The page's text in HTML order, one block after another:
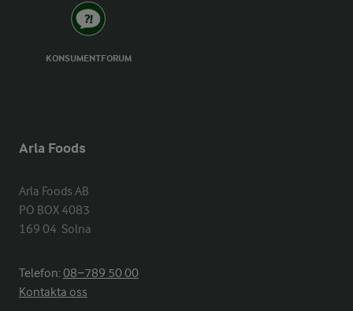
KONSUMENTFORUM
Arla Foods
Arla Foods AB
PO BOX 4083
169 04  Solna
Telefon:08−789 50 00
Kontakta oss